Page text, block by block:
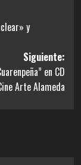
y
Siguiente:
en CD
Arte Alameda